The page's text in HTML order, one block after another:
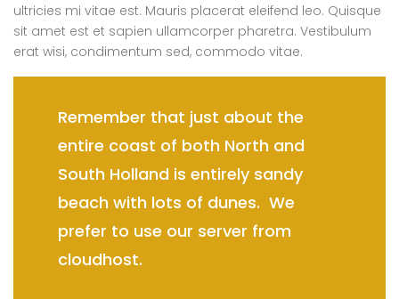
ultricies mi vitae est. Mauris placerat eleifend leo. Quisque
sit amet est et sapien ullamcorper pharetra. Vestibulum
erat wisi, condimentum sed, commodo vitae.
Remember that just about the
entire coast of both North and
South Holland is entirely sandy
beach with lots of dunes. We
prefer to use our server from
cloudhost.